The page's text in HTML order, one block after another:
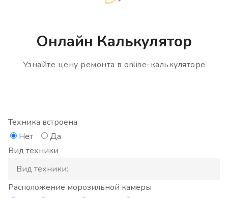
Онлайн Калькулятор
Узнайте цену ремонта в online-калькуляторе
Техника встроена
Нет
Да
Вид техники
Расположение морозильной камеры